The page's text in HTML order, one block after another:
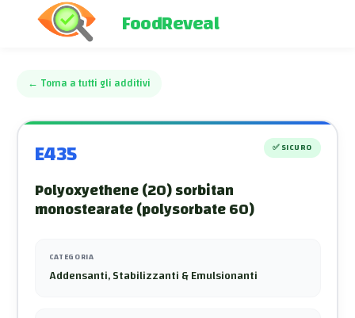
FoodReveal
← Torna a tutti gli additivi
E435 ✅SICURO
Polyoxyethene (20) sorbitan
monostearate (polysorbate 60)
CATEGORIA
Addensanti, Stabilizzanti & Emulsionanti